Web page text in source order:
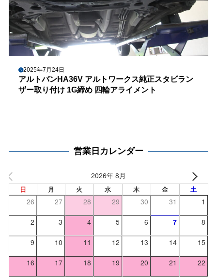
2025年7月24日
アルトバンHA36V アルトワークス純正スタビラン
ザー取り付け 1G締め 四輪アライメント
営業日カレンダー
2026年 8月
日 月 火 水 木 金 土
26 27 28 29 30 31 1
2 3 4 5 6 7 8
9 10 11 12 13 14 15
16 17 18 19 20 21 22